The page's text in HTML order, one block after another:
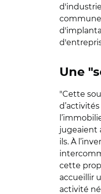
Une
"Cette
jugeaient
ils. À
cette
accueillir
activité